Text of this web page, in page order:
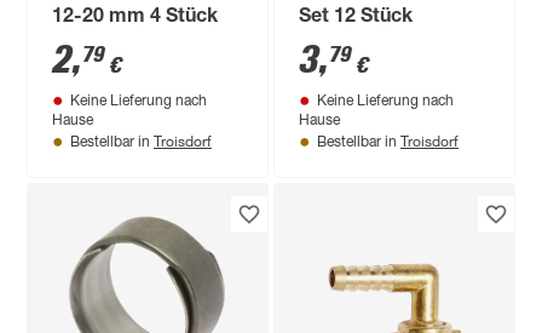
12-20 mm 4 Stück
2,79 €
Keine Lieferung nach
Hause
Bestellbar in Troisdorf
Set 12 Stück
3,79 €
Keine Lieferung nach
Hause
Bestellbar in Troisdorf